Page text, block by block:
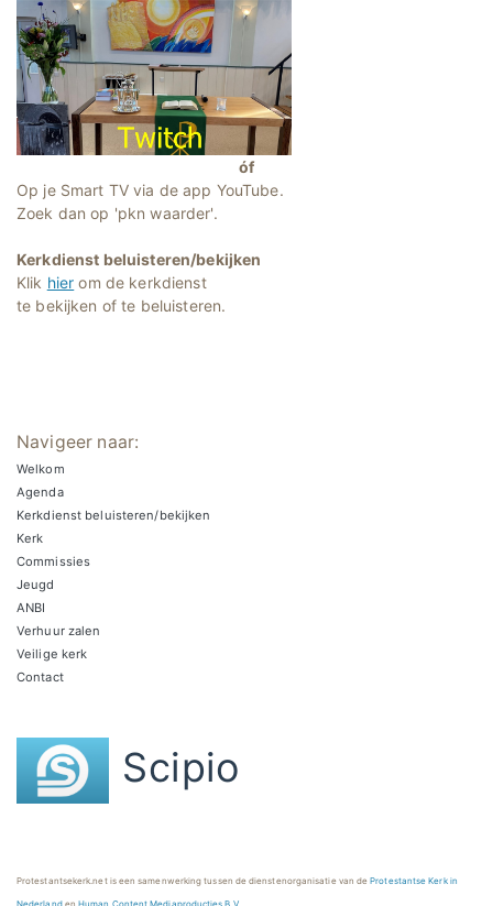
óf
Op je Smart TV via de app YouTube.
Zoek dan op 'pkn waarder'.
Kerkdienst beluisteren/bekijken
Klik hier om de kerkdienst
te bekijken of te beluisteren.
Navigeer naar:
Welkom
Agenda
Kerkdienst beluisteren/bekijken
Kerk
Commissies
Jeugd
ANBI
Verhuur zalen
Veilige kerk
Contact
Scipio
Protestantsekerk.net is een samenwerking tussen de dienstenorganisatie van deProtestantse Kerk in
NederlandenHuman Content Mediaproducties B.V.